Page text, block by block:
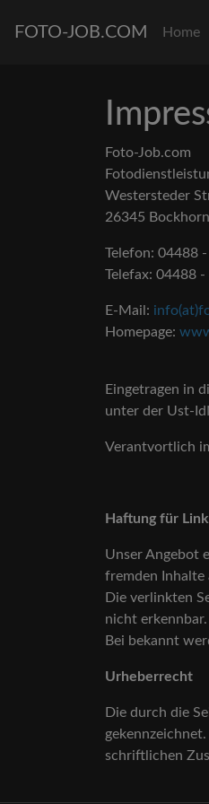
FOTO-JOB.COM Home
Foto-Job.com
Westersteder
26345 Bockhorn
Telefon: 04488
Telefax: 04488 -
E-Mail:
Homepage:
Eingetragen in
unter der Ust-
Verantvortlich
Haftung für
Unser Angebot
fremden Inhalte
Die verlinkten
nicht
Bei bekannt
Urheberrecht
Die durch die
schriftlichen